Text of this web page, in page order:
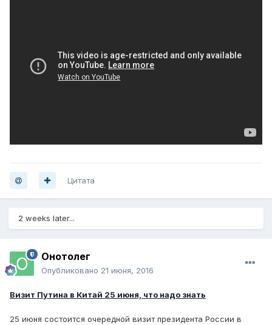
Цитата
2 weeks later...
Онотолег
Опубликовано 21 июня, 2016
Визит Путина в Китай 25 июня, что надо знать
25 июня состоится очередной визит президента России в